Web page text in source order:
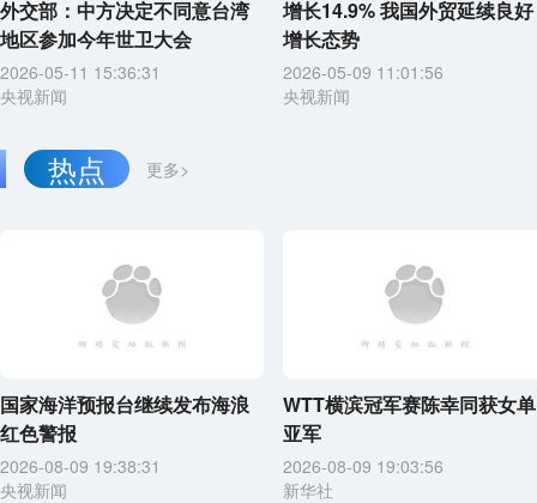
外交部：中方决定不同意台湾
地区参加今年世卫大会
2026-05-11 15:36:31
央视新闻
增长14.9% 我国外贸延续良好
增长态势
2026-05-09 11:01:56
央视新闻
更多>
热点
国家海洋预报台继续发布海浪
红色警报
2026-08-09 19:38:31
央视新闻
WTT横滨冠军赛陈幸同获女单
亚军
2026-08-09 19:03:56
新华社